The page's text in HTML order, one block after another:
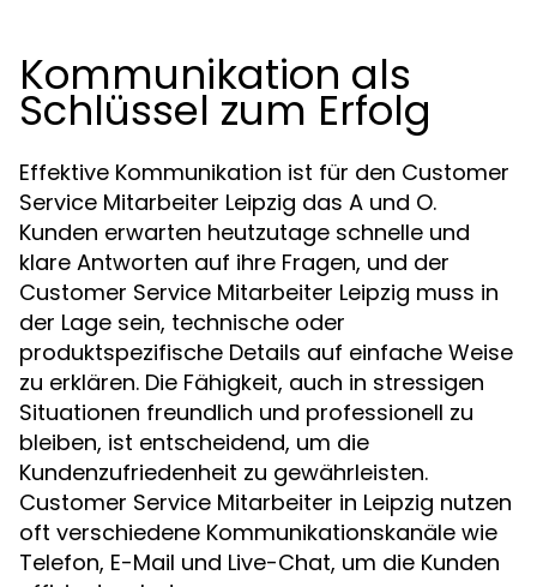
Kommunikation als
Schlüssel zum Erfolg
Effektive Kommunikation ist für den Customer
Service Mitarbeiter Leipzig das A und O.
Kunden erwarten heutzutage schnelle und
klare Antworten auf ihre Fragen, und der
Customer Service Mitarbeiter Leipzig muss in
der Lage sein, technische oder
produktspezifische Details auf einfache Weise
zu erklären. Die Fähigkeit, auch in stressigen
Situationen freundlich und professionell zu
bleiben, ist entscheidend, um die
Kundenzufriedenheit zu gewährleisten.
Customer Service Mitarbeiter in Leipzig nutzen
oft verschiedene Kommunikationskanäle wie
Telefon, E-Mail und Live-Chat, um die Kunden